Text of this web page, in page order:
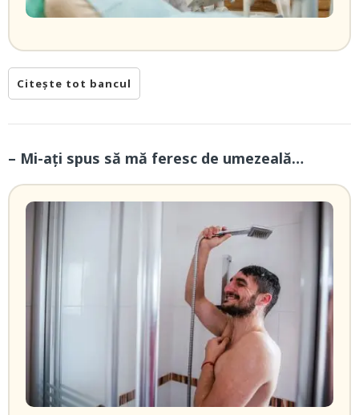
Citește tot bancul
– Mi-ați spus să mă feresc de umezeală…